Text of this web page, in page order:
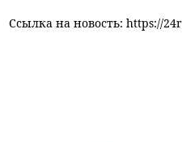
Ссылка на новость: https://